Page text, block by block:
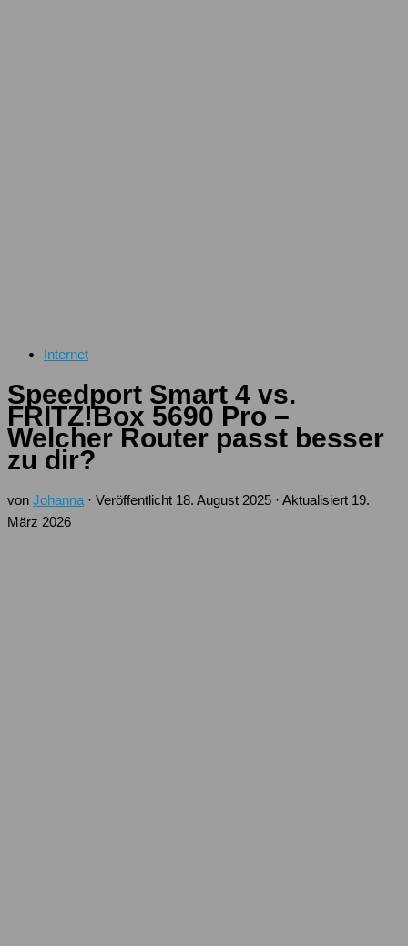
Internet
Speedport Smart 4 vs.
FRITZ!Box 5690 Pro –
Welcher Router passt besser
zu dir?
von Johanna · Veröffentlicht 18. August 2025 · Aktualisiert 19.
März 2026